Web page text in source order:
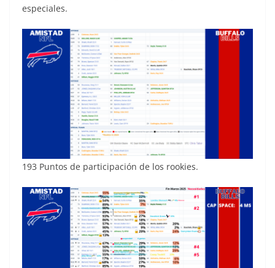
especiales.
193 Puntos de participación de los rookies.